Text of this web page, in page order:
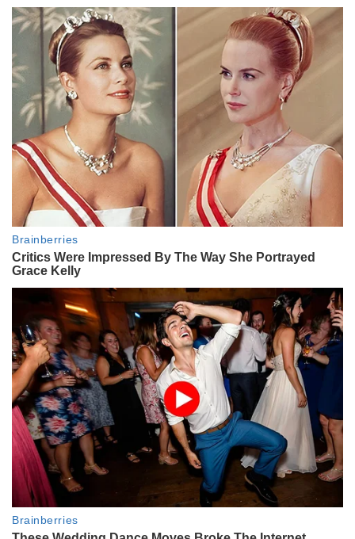
Cómo saber si la ropa ya está seca
en invierno aunque siga
sintiéndose fría
LIFESTYLE
¿Conviene comer fruta de noche?
Qué dicen los hábitos y cómo
incorporarla mejor en tu rutina
ACTUALIDAD
Escándalo en Belgrano: su perro
mordió a un hombre, se dio a la
fuga y la buscan desesperados
ACTUALIDAD
que vio al perro atacar a la nena
de 4 años en Córdoba: “No es
peligroso, siempre anda suelto”
LIFESTYLE
El tip que ayuda a que las toallas
se sequen más rápido durante el
invierno
LIFESTYLE
Qué pasa si empezás a desayunar
siempre lo mismo: cómo impacta
en tu rutina diaria
INTIMOS